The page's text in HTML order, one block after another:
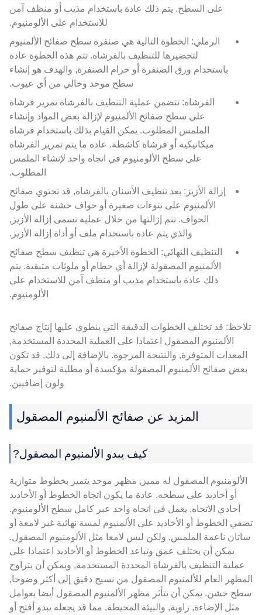
على السطح. يتم ذلك عادة باستخدام مذيب أو منظف آمن
للاستخدام على الألومنيوم.
الرملي: الخطوة التالية هي صنفرة سطح صفائح الألمنيوم
لتحضيرها للتنظيف بالفرشاة. تتم هذه الخطوة عادة
باستخدام ورق الصنفرة أو حزام الصنفرة, والهدف هو إنشاء
سطح موحد وخالي من أي عيوب.
الفرشاه: تتضمن عملية التنظيف بالفرشاة تمرير فرشاة
على سطح صفائح الألمنيوم لإزالة بعض المواد وإنشاء
الملمس المطلوب. يمكن القيام بذلك باستخدام فرشاة
ميكانيكية أو فرشاة كاشطة. عادة ما يتم تمرير الفرشاة
على سطح الألومنيوم في اتجاه واحد لإنشاء الملمس
المطلوب.
إزالة الأزيز: بعد تنظيف الأسنان بالفرشاة, قد تحتوي صفائح
الألمنيوم على نتوءات صغيرة أو حواف خشنة على طول
الحواف. تتم إزالتها من خلال عملية تسمى إزالة الأزيز,
والذي يتم عادة باستخدام ملف أو أداة إزالة الأزيز.
التنظيف النهائي: الخطوة الأخيرة هي تنظيف سطح صفائح
الألمنيوم المصقولة لإزالة أي حطام أو ملوثات متبقية. يتم
ذلك عادة باستخدام مذيب أو منظف آمن للاستخدام على
الألومنيوم.
تلاحظ: قد تختلف الخطوات الدقيقة التي ينطوي عليها إنتاج صفائح
الألمنيوم المصقول اعتمادا على العملية المحددة المستخدمة,
المعدات المتوفرة, والنتيجة المرجوة. بالإضافة إلى ذلك, قد تكون
بعض صفائح الألمنيوم المصقولة مؤكسدة أو مطلية لتوفير حماية
ولون إضافيين.
المزيد عن صفائح الألمنيوم المصقول
كيف يبدو الألمنيوم المصقول?
الألومنيوم المصقول له مميز, مظهر موحد يتميز بخطوط متوازية
أو أخاديد على سطحه. عادة ما يكون اتجاه الخطوط أو الأخاديد
أحادي الاتجاه, يعمل في اتجاه واحد عبر كامل سطح الألومنيوم.
تضفي الخطوط أو الأخاديد على الألمنيوم لمسة نهائية غير لامعة أو
ساتان ناعمة الملمس, ولكن ليس لامعا مثل الألومنيوم المصقول.
يمكن أن يختلف عمق وتباعد الخطوط أو الأخاديد اعتمادا على
عملية التنظيف بالفرشاة المحددة المستخدمة, ويمكن أن يتراوح
المظهر العام للألمنيوم المصقول من نسيج دقيق إلى أكثر وضوحا,
سطح خشن. يمكن أن يتأثر مظهر الألمنيوم المصقول أيضا بعوامل
مثل الإضاءة, زاوية, والبيئة المحيطة, مما قد يجعله يبدو أفتح أو